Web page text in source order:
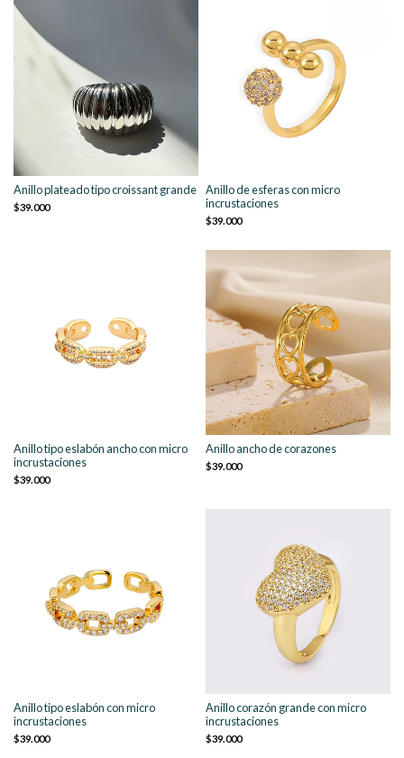
Anillo plateado tipo croissant grande
$39.000
Anillo de esferas con micro
incrustaciones
$39.000
Anillo tipo eslabón ancho con micro
incrustaciones
$39.000
Anillo ancho de corazones
$39.000
Anillo tipo eslabón con micro
incrustaciones
$39.000
Anillo corazón grande con micro
incrustaciones
$39.000